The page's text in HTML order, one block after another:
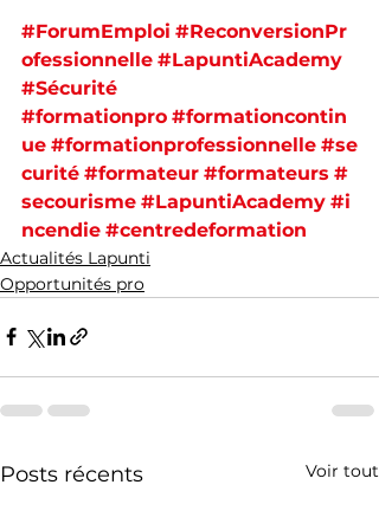
#ForumEmploi #ReconversionPr
ofessionnelle #LapuntiAcademy
#Sécurité
#formationpro #formationcontin
ue #formationprofessionnelle #se
curité #formateur #formateurs #
secourisme #LapuntiAcademy #i
ncendie #centredeformation
Actualités Lapunti
Opportunités pro
Posts récents Voir tout